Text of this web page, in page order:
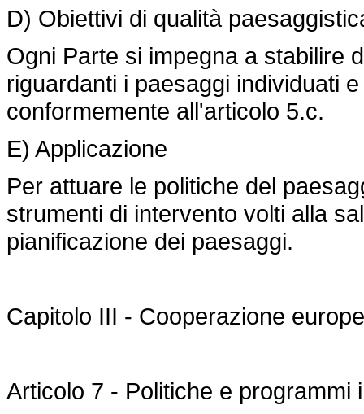
D) Obiettivi di qualità
Ogni Parte si impegna a stabilire
riguardanti i paesaggi individuati
conformemente all'articolo 5.c.
E) Applicazione
Per attuare le politiche del
strumenti di intervento volti alla
pianificazione dei paesaggi.
Capitolo III - Cooperazione
Articolo 7 - Politiche e programmi